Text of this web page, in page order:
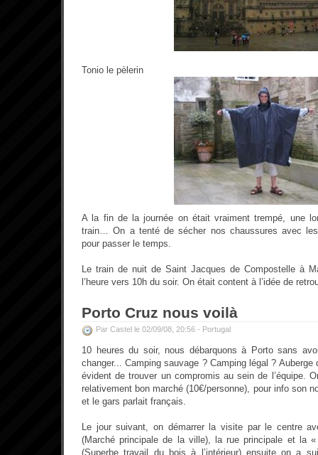
Tonio le pèlerin
A la fin de la journée on était vraiment trempé, une
train… On a tenté de sécher nos chaussures avec
pour passer le temps.
Le train de nuit de Saint Jacques de Compostelle à
l’heure vers 10h du soir. On était content à l’idée de
Porto Cruz nous voilà
Par Castel le 02/09/08, 20:56 - Portugal
10 heures du soir, nous débarquons à Porto sans
changer... Camping sauvage ? Camping légal ? Auberge
évident de trouver un compromis au sein de l’équipe.
relativement bon marché (10€/personne), pour info son
et le gars parlait français.
Le jour suivant, on démarrer la visite par le centre
(Marché principale de la ville), la rue principale et la
(Superbe travail du bois à l’intérieur) ensuite on a